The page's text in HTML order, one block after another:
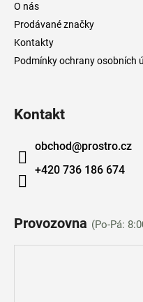
O nás
Prodávané značky
Kontakty
Podmínky ochrany osobních
Kontakt
obchod@prostro.cz
+420 736 186 674
Provozovna (Po-Pá: